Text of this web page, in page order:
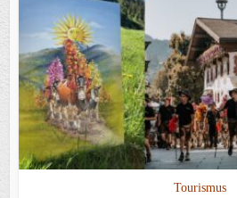
Tourismus